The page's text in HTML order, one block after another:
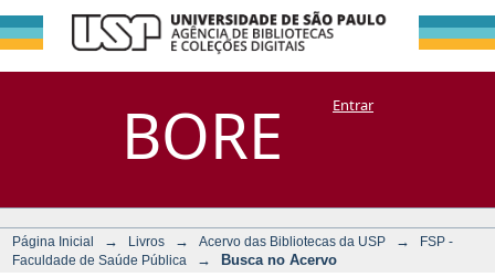
BORE
Busca no Acervo
DSpace/Manakin + CoriscoEntrar
Página Inicial → Livros → Acervo das Bibliotecas da USP →
FSP -
Faculdade de Saúde Pública
→ Busca no Acervo